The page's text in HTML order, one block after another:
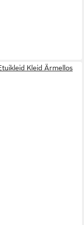
Kleid Ärmellos